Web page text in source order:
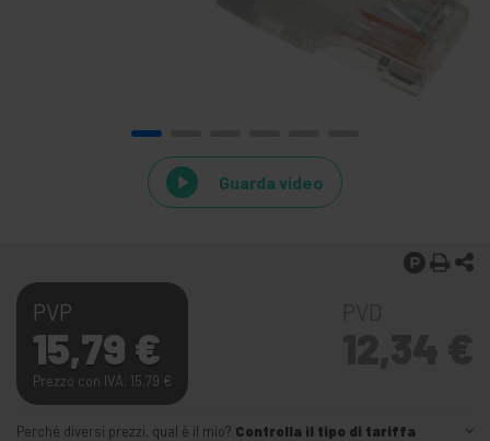
Guarda video
PVP
15,79 €
Prezzo con IVA: 15,79 €
Perché diversi prezzi, qual è il mio? Controlla il tipo di tariffa